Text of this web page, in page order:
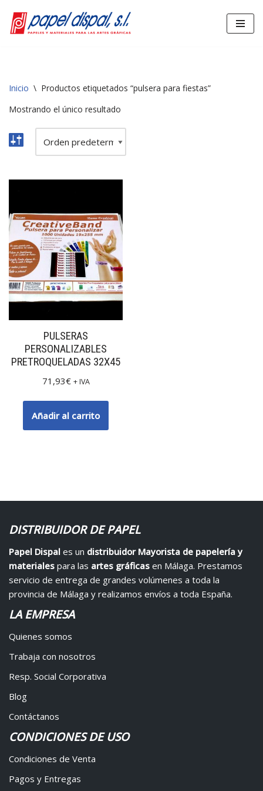
Saltar
Inicio \ Productos etiquetados “pulsera para fiestas”
Mostrando el único resultado
PULSERAS
PERSONALIZABLES
PRETROQUELADAS 32X45
71,93€ + IVA
Añadir al carrito
DISTRIBUIDOR DE PAPEL
Papel Dispal es un distribuidor Mayorista de papelería y
materiales para las artes gráficas en Málaga. Prestamos
servicio de entrega de grandes volúmenes a toda la
provincia de Málaga y realizamos envíos a toda España.
LA EMPRESA
Quienes somos
Trabaja con nosotros
Resp. Social Corporativa
Blog
Contáctanos
CONDICIONES DE USO
Condiciones de Venta
Pagos y Entregas